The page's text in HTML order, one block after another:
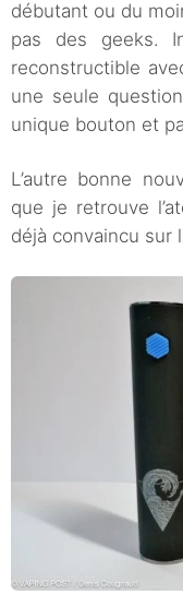
débutant ou du
pas des geeks.
reconstructible
une seule
unique bouton et
L’autre bonne
que je retrouve
déjà convaincu sur